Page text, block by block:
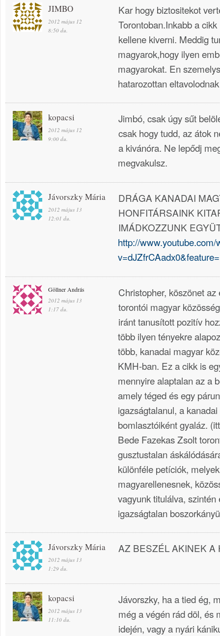
JIMBO
2012 május 12
8:50 du.
Kar hogy biztositekot
Torontoban.Inkabb a
kellene kiverni. Meddig
magyarok,hogy ilyen
magyarokat. En
hatarozottan
kopacsi
2012 május 12
9:00 du.
Jimbó, csak úgy sűt
csak hogy tudd, az átok
a kivánóra. Ne lepődj
megvakulsz.
Jávorszky Mária
2012 május 13
12:01 du.
DRÁGA KANADAI
HONFITÁRSAINK
IMÁDKOZZUNK
http://www.youtube.com/
Göllner András
2012 május 13
1:17 du.
Christopher, köszönet
torontói magyar
iránt tanusított pozitív
több ilyen tényekre
több, kanadai magyar
KMH-ban. Ez a cikk is
mennyire alaptalan az a
amely téged és egy
igazságtalanul, a
bomlasztóiként gyaláz.
Bede Fazekas Zsolt
gusztustalan
különféle petíciók,
magyarellenesnek,
vagyunk titulálva, szintén
igazságtalan
Jávorszky Mária
2012 május 13
1:29 du.
AZ BESZÉL AKINEK A
kopacsi
2012 május 13
11:10 du.
Jávorszky, ha a tied ég,
még a végén rád döl, és
idején, vagy a nyári